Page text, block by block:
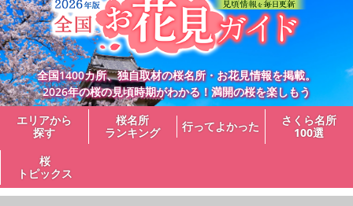
全国1400カ所、独自取材の桜名所・お花見情報を掲載。
2026年の桜の見頃時期がわかる！満開の桜を楽しもう
エリアから
探す
桜名所
ランキング
行ってよかった
さくら名所
100選
桜
トピックス